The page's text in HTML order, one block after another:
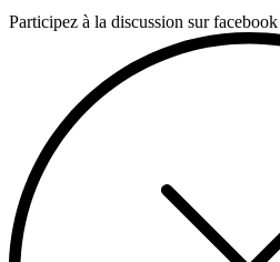
Participez à la discussion sur facebook